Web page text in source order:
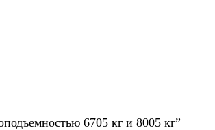
6705 кг и 8005 кг”